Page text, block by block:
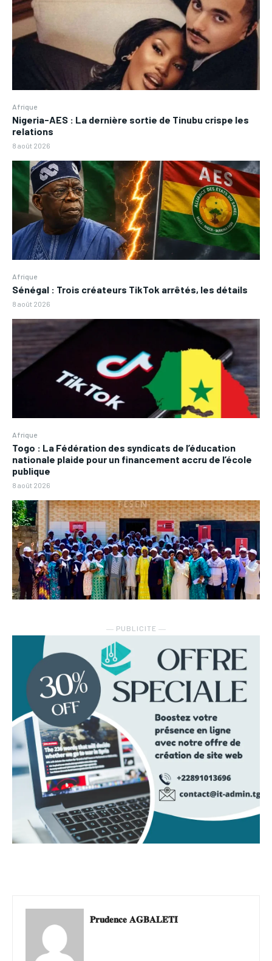
Afrique
Nigeria-AES : La dernière sortie de Tinubu crispe les
relations
8 août 2026
Afrique
Sénégal : Trois créateurs TikTok arrêtés, les détails
8 août 2026
Afrique
Togo : La Fédération des syndicats de l’éducation
nationale plaide pour un financement accru de l’école
publique
8 août 2026
― PUBLICITE ―
𝐏𝐫𝐮𝐝𝐞𝐧𝐜𝐞 𝐀𝐆𝐁𝐀𝐋𝐄𝐓𝐈